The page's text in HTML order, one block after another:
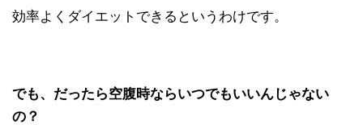
効率よくダイエットできるというわけです。
でも、だったら空腹時ならいつでもいいんじゃない
の？